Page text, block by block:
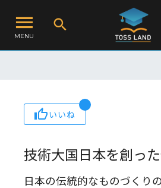
MENU
いいね
技術大国日本を創っ
日本の伝統的なものづくり